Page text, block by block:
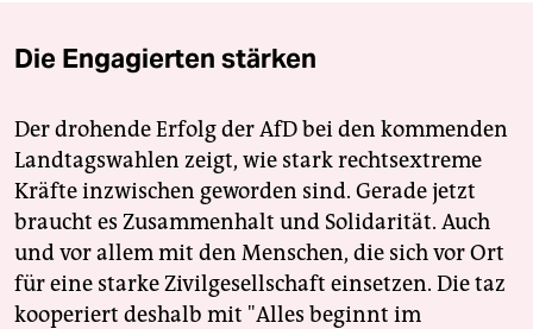
Die Engagierten stärken
Der drohende Erfolg der AfD bei den kommenden
Landtagswahlen zeigt, wie stark rechtsextreme
Kräfte inzwischen geworden sind. Gerade jetzt
braucht es Zusammenhalt und Solidarität. Auch
und vor allem mit den Menschen, die sich vor Ort
für eine starke Zivilgesellschaft einsetzen. Die taz
kooperiert deshalb mit "Alles beginnt im